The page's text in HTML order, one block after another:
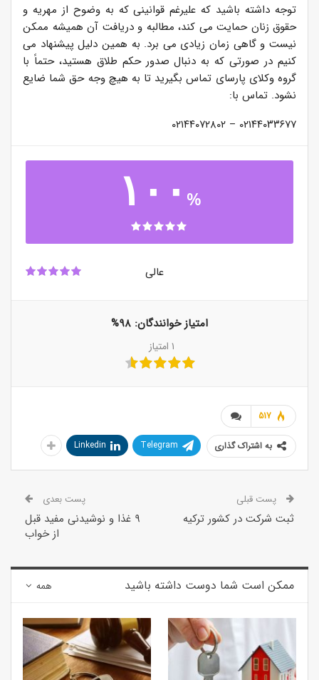
توجه داشته باشید که علیرغم قوانینی که به وضوح از مهریه و
حقوق زنان حمایت می کند، مطالبه و دریافت آن همیشه ممکن
نیست و گاهی زمان زیادی می برد. به همین دلیل پیشنهاد می
کنیم در صورتی که به دنبال صدور حکم طلاق هستید، حتماً با
گروه وکلای پارسای تماس بگیرید تا به هیچ وجه حق شما ضایع
نشود. تماس با:
۰۲۱۴۴۰۳۳۶۷۷ – ۰۲۱۴۴۰۷۲۸۰۲
۱۰۰ %
عالی
امتیاز خوانندگان: ۹۸%
۱ امتیاز
517
به اشتراک گذاری Telegram
Linkedin
پست قبلی
ثبت شرکت در کشور ترکیه
پست بعدی
۹ غذا و نوشیدنی مفید قبل
از خواب
همه ممکن است شما دوست داشته باشید